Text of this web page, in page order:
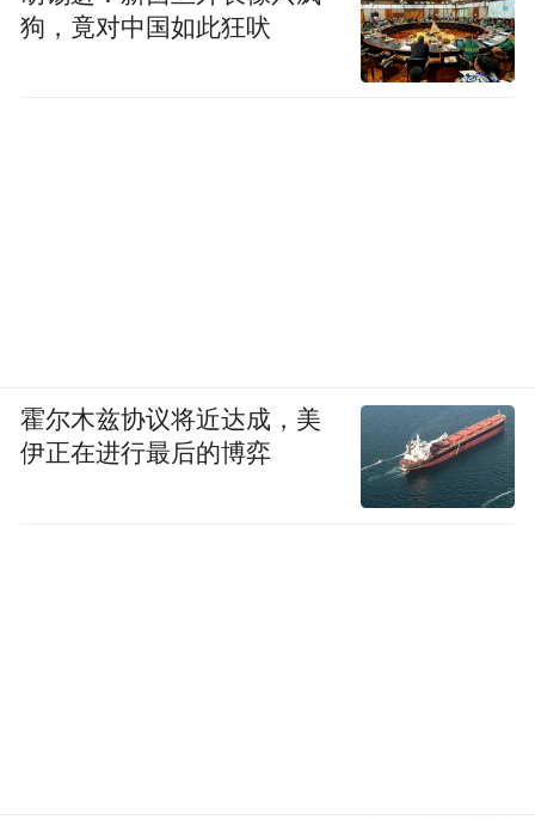
狗，竟对中国如此狂吠
霍尔木兹协议将近达成，美
伊正在进行最后的博弈